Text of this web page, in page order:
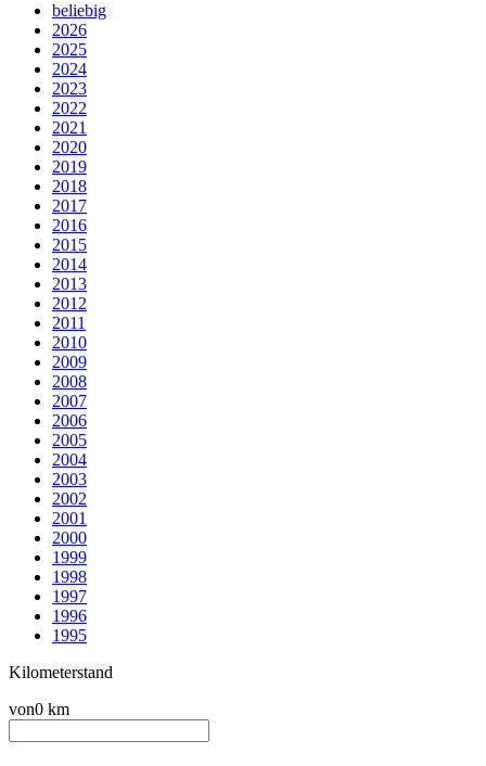
beliebig
2026
2025
2024
2023
2022
2021
2020
2019
2018
2017
2016
2015
2014
2013
2012
2011
2010
2009
2008
2007
2006
2005
2004
2003
2002
2001
2000
1999
1998
1997
1996
1995
Kilometerstand
von0 km